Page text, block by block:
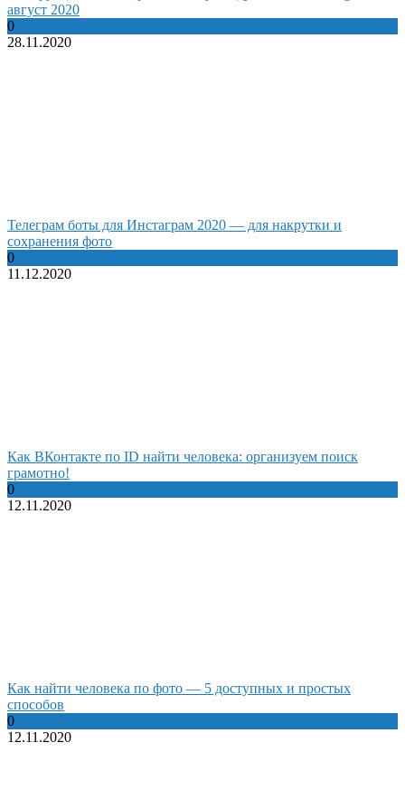
август 2020
0
28.11.2020
Телеграм боты для Инстаграм 2020 — для накрутки и
сохранения фото
0
11.12.2020
Как ВКонтакте по ID найти человека: организуем поиск
грамотно!
0
12.11.2020
Как найти человека по фото — 5 доступных и простых
способов
0
12.11.2020